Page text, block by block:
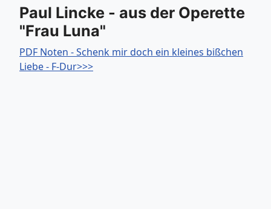
Paul Lincke - aus der Operette
"Frau Luna"
PDF Noten - Schenk mir doch ein kleines bißchen
Liebe - F-Dur>>>